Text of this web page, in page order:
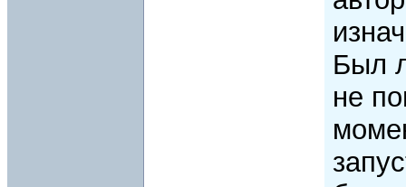
Был
не